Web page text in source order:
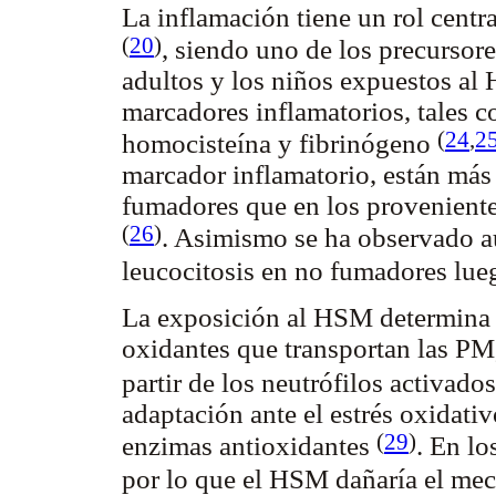
La inflamación tiene un rol
(20), siendo uno de los
adultos y los niños expuestos al
marcadores inflamatorios, tales
homocisteína y fibrinógeno (24,
marcador inflamatorio, están
fumadores que en los
(26). Asimismo se ha observado
leucocitosis en no fumadores
La exposición al HSM
oxidantes que transportan las PM
partir de los neutrófilos
adaptación ante el estrés
enzimas antioxidantes (29). En
por lo que el HSM dañaría el